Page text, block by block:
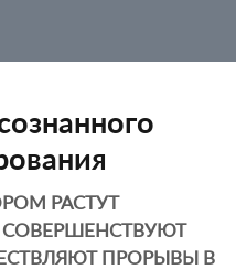
РАСТУТ
ПРОРЫВЫ В